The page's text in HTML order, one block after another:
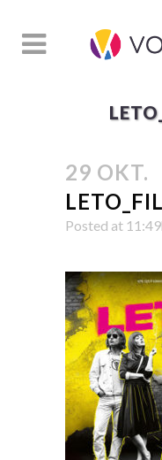
29 OKT.
Posted at